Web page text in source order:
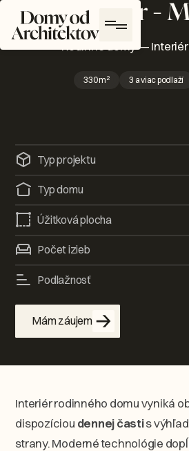
Domy od Architektov Logo
interiér -
—
330m2 3 a viac podlaží
Typ projektu
Typ domu
Úžitková plocha
Počet izieb
Podlažnosť
Mám záujem
Interiér rodinného domu vyniká
dispozíciou dennej častis
strany. Moderné technológie